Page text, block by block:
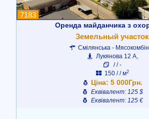
7183
Оренда майданчика з
Земельный участок
Смілянська -
Лукянова 12 А,
/ / -
150 / / м2
Ціна: 5 000Грн.
Еквівалент: 125 $
Еквівалент: 125 €